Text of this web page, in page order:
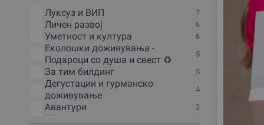
Nëse kërkoni një dhuratë të veçantë në Negotinë,
Looking for a special gift in Negotino? Browse our
Луксуз и ВИП 7
Личен развој 6
Уметност и култура 6
Еколошки доживувања -
Подароци со душа и свест ♻️
5
За тим билдинг 5
Дегустации и гурманско
доживување
4
Авантури 3
На отворено 3